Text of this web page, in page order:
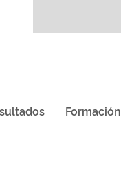
Formación